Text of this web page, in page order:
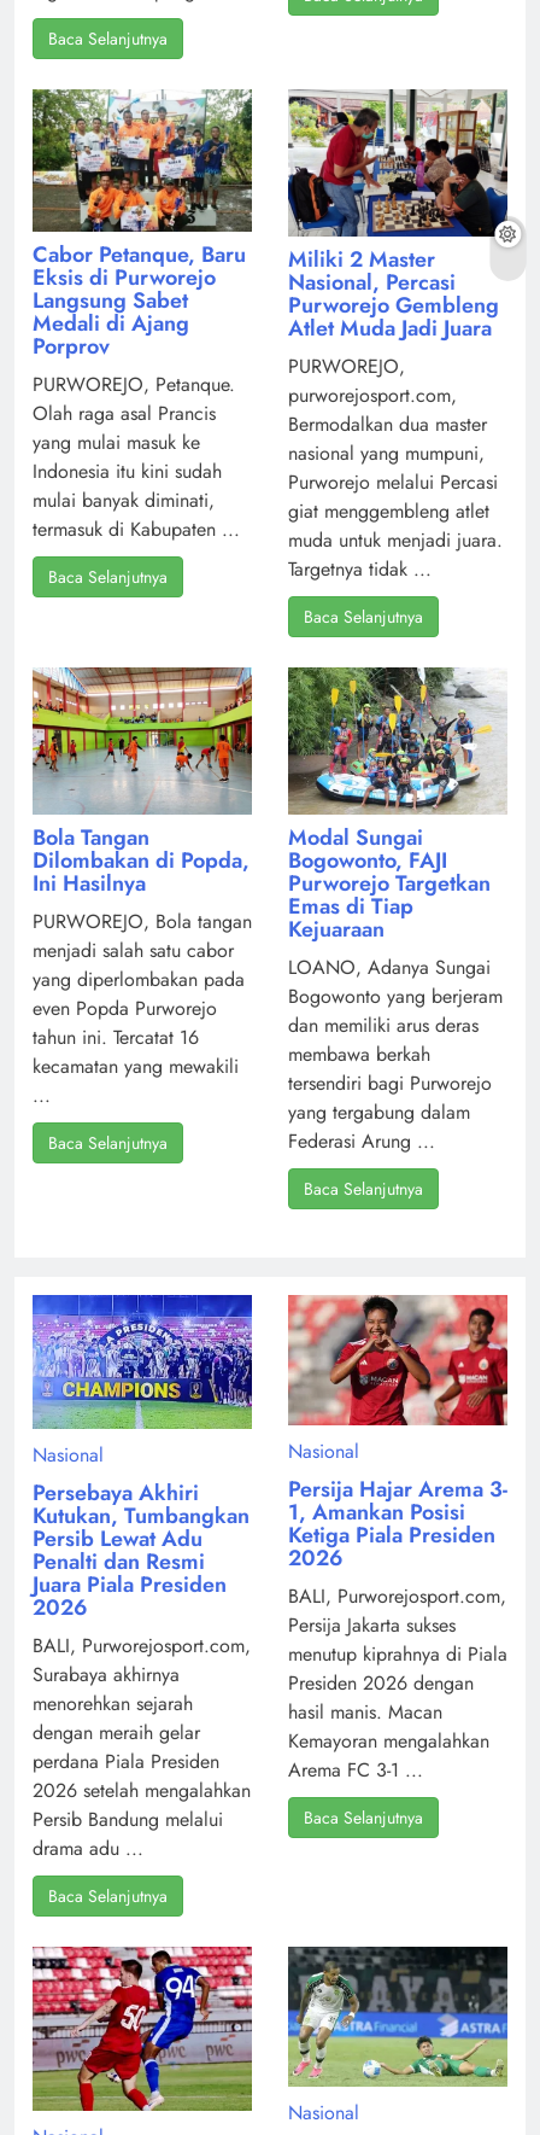
Baca Selanjutnya
Cabor Petanque, Baru
Eksis di Purworejo
Langsung Sabet
Medali di Ajang
Porprov
PURWOREJO, Petanque.
Olah raga asal Prancis
yang mulai masuk ke
Indonesia itu kini sudah
mulai banyak diminati,
termasuk di Kabupaten ...
Baca Selanjutnya
Miliki 2 Master
Nasional, Percasi
Purworejo Gembleng
Atlet Muda Jadi Juara
PURWOREJO,
purworejosport.com,
Bermodalkan dua master
nasional yang mumpuni,
Purworejo melalui Percasi
giat menggembleng atlet
muda untuk menjadi juara.
Targetnya tidak ...
Baca Selanjutnya
Bola Tangan
Dilombakan di Popda,
Ini Hasilnya
PURWOREJO, Bola tangan
menjadi salah satu cabor
yang diperlombakan pada
even Popda Purworejo
tahun ini. Tercatat 16
kecamatan yang mewakili
...
Baca Selanjutnya
Modal Sungai
Bogowonto, FAJI
Purworejo Targetkan
Emas di Tiap
Kejuaraan
LOANO, Adanya Sungai
Bogowonto yang berjeram
dan memiliki arus deras
membawa berkah
tersendiri bagi Purworejo
yang tergabung dalam
Federasi Arung ...
Baca Selanjutnya
Nasional
Persebaya Akhiri
Kutukan, Tumbangkan
Persib Lewat Adu
Penalti dan Resmi
Juara Piala Presiden
2026
BALI, Purworejosport.com,
Surabaya akhirnya
menorehkan sejarah
dengan meraih gelar
perdana Piala Presiden
2026 setelah mengalahkan
Persib Bandung melalui
drama adu ...
Baca Selanjutnya
Nasional
Persija Hajar Arema 3-
1, Amankan Posisi
Ketiga Piala Presiden
2026
BALI, Purworejosport.com,
Persija Jakarta sukses
menutup kiprahnya di Piala
Presiden 2026 dengan
hasil manis. Macan
Kemayoran mengalahkan
Arema FC 3-1 ...
Baca Selanjutnya
Nasional